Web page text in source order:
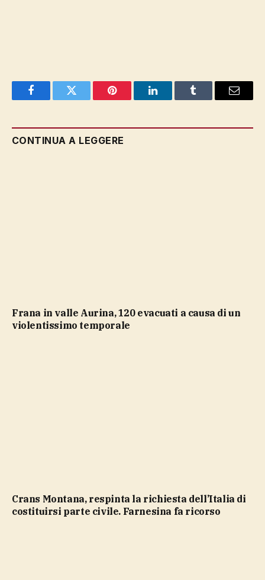
FacebookTwitter Pinterest LinkedInTumblr Email
CONTINUA A LEGGERE
Frana in valle Aurina, 120 evacuati a causa di un
violentissimo temporale
Crans Montana, respinta la richiesta dell’Italia di
costituirsi parte civile. Farnesina fa ricorso